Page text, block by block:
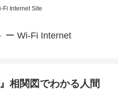
Fi Internet Site
ー Wi-Fi Internet
相関図でわかる人間